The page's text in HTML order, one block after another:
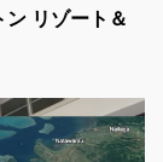
ン リゾート＆